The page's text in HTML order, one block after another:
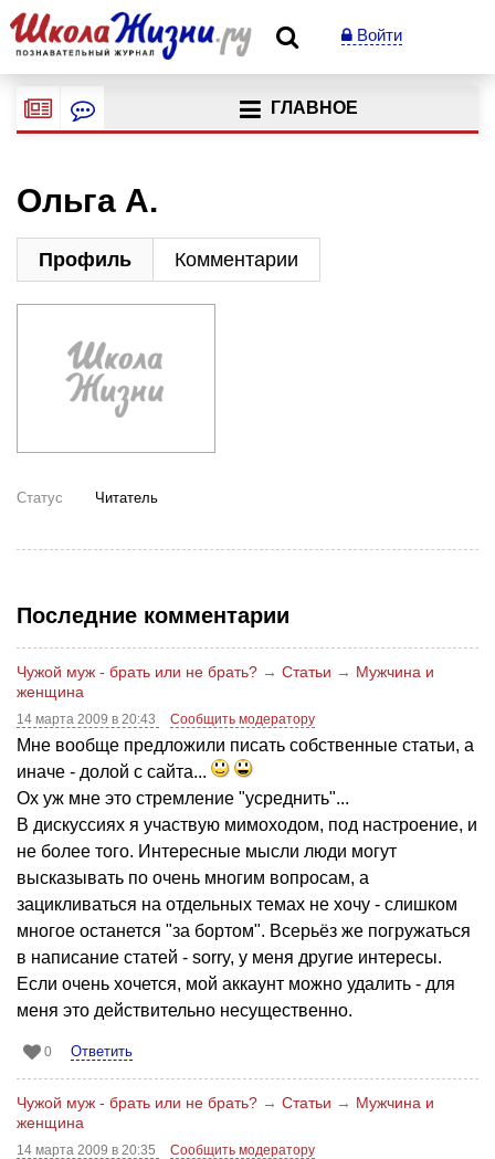
Войти
ГЛАВНОЕ
Ольга А.
Профиль Комментарии
Статус Читатель
Последние комментарии
Чужой муж - брать или не брать? → Статьи → Мужчина и
женщина
14 марта 2009 в 20:43 Сообщить модератору
Мне вообще предложили писать собственные статьи, а
иначе - долой с сайта...
Ох уж мне это стремление "усреднить"...
В дискуссиях я участвую мимоходом, под настроение, и
не более того. Интересные мысли люди могут
высказывать по очень многим вопросам, а
зацикливаться на отдельных темах не хочу - слишком
многое останется "за бортом". Всерьёз же погружаться
в написание статей - sorry, у меня другие интересы.
Если очень хочется, мой аккаунт можно удалить - для
меня это действительно несущественно.
0 Ответить
Чужой муж - брать или не брать? → Статьи → Мужчина и
женщина
14 марта 2009 в 20:35 Сообщить модератору